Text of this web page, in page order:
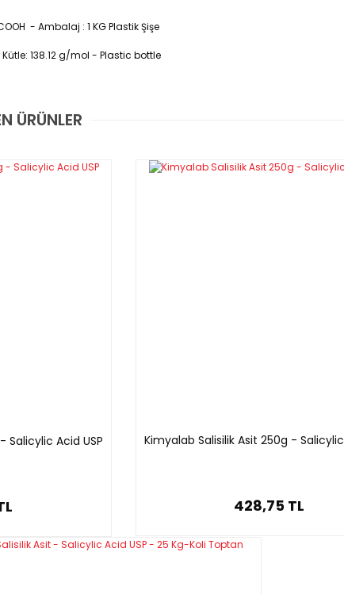
- Ambalaj : 1 KG Plastik Şişe
138.12 g/mol - Plastic bottle
siz yapın!
ÜRÜNLER
Salicylic Acid USP Kimyalab Salisilik Asit 250g - Salicylic
428,75 TL